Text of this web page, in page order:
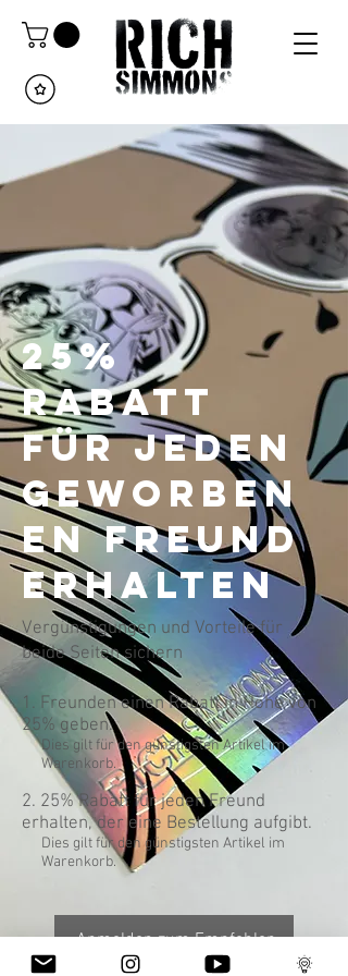
25%
Rabatt
für jeden
geworben
en Freund
erhalten
Vergünstigungen und Vorteile für
beide Seiten sichern
Freunden einen Rabatt in Höhe von
25% geben.
Dies gilt für den günstigsten Artikel im
Warenkorb.
25% Rabatt für jeden Freund
erhalten, der eine Bestellung aufgibt.
Dies gilt für den günstigsten Artikel im
Warenkorb.
Anmelden zum Empfehlen